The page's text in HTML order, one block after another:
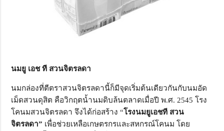
นมยู เอช ที สวนจิตรลดา
นมกล่องที่ตีตราสวนจิตรลดานี้ก็มีจุดเริ่มต้นเดียวกันกับนมอัด
เม็ดสวนดุสิต คือวิกฤตน้ำนมดิบล้นตลาดเมื่อปี พ.ศ. 2545 โรง
โคนมสวนจิตรลดา จึงได้ก่อสร้าง “โรงนมยูเอชที สวน
จิตรลดา” เพื่อช่วยเหลือเกษตรกรและสหกรณ์โคนม โดย